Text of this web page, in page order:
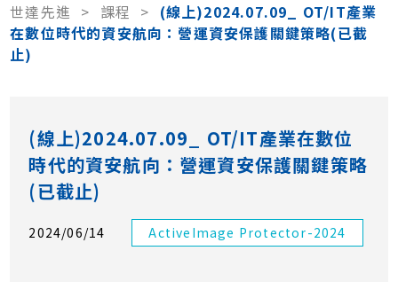
世達先進 > 課程 > (線上)2024.07.09_ OT/IT產業
在數位時代的資安航向：營運資安保護關鍵策略(已截
止)
(線上)2024.07.09_ OT/IT產業在數位
時代的資安航向：營運資安保護關鍵策略
(已截止)
2024/06/14 ActiveImage Protector-2024